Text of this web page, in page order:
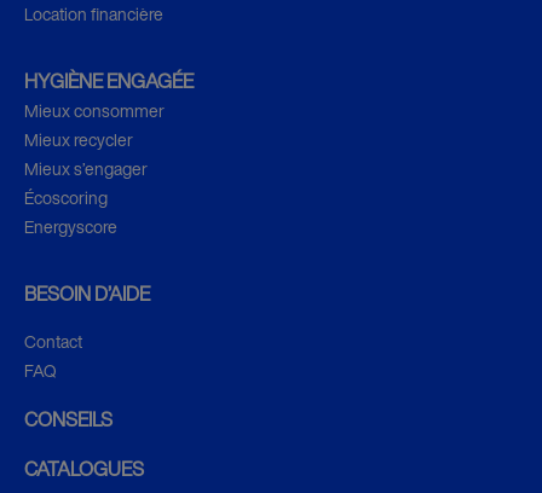
Location financière
HYGIÈNE ENGAGÉE
Mieux consommer
Mieux recycler
Mieux s’engager
Écoscoring
Energyscore
BESOIN D’AIDE
Contact
FAQ
CONSEILS
CATALOGUES